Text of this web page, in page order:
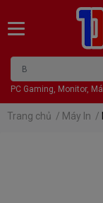
PC Gaming, Monitor,
Trang chủ / Máy In /